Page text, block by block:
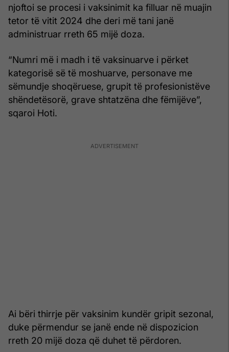
njoftoi se procesi i vaksinimit ka filluar në muajin
tetor të vitit 2024 dhe deri më tani janë
administruar rreth 65 mijë doza.
“Numri më i madh i të vaksinuarve i përket
kategorisë së të moshuarve, personave me
sëmundje shoqëruese, grupit të profesionistëve
shëndetësorë, grave shtatzëna dhe fëmijëve”,
sqaroi Hoti.
Ai bëri thirrje për vaksinim kundër gripit sezonal,
duke përmendur se janë ende në dispozicion
rreth 20 mijë doza që duhet të përdoren.